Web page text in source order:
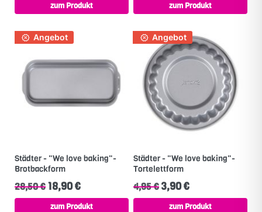
zum Produkt zum Produkt
Angebot
Städter - "We love baking"-
Brotbackform
28,50 €18,90 €
zum Produkt
Angebot
Städter - "We love baking"-
Tortelettform
4,95 €3,90 €
zum Produkt